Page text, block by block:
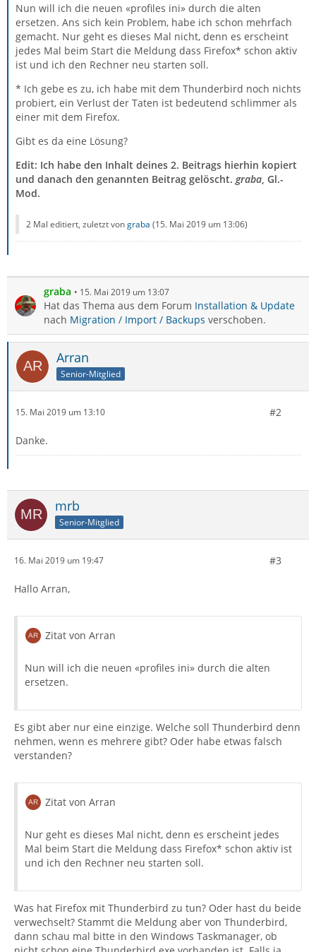
Nun will ich die neuen «profiles ini» durch die alten
ersetzen. Ans sich kein Problem, habe ich schon mehrfach
gemacht. Nur geht es dieses Mal nicht, denn es erscheint
jedes Mal beim Start die Meldung dass Firefox* schon aktiv
ist und ich den Rechner neu starten soll.
* Ich gebe es zu, ich habe mit dem Thunderbird noch nichts
probiert, ein Verlust der Taten ist bedeutend schlimmer als
einer mit dem Firefox.
Gibt es da eine Lösung?
Edit: Ich habe den Inhalt deines 2. Beitrags hierhin kopiert
und danach den genannten Beitrag gelöscht. graba , Gl.-
Mod.
2 Mal editiert, zuletzt vongraba (15. Mai 2019 um 13:06)
graba 15. Mai 2019 um 13:07
Hat das Thema aus dem Forum Installation & Update
nach Migration / Import / Backups verschoben.
Arran
Senior-Mitglied
15. Mai 2019 um 13:10 #2
Danke.
mrb
Senior-Mitglied
16. Mai 2019 um 19:47 #3
Hallo Arran,
Zitat von Arran
Nun will ich die neuen «profiles ini» durch die alten
ersetzen.
Es gibt aber nur eine einzige. Welche soll Thunderbird denn
nehmen, wenn es mehrere gibt? Oder habe etwas falsch
verstanden?
Zitat von Arran
Nur geht es dieses Mal nicht, denn es erscheint jedes
Mal beim Start die Meldung dass Firefox* schon aktiv ist
und ich den Rechner neu starten soll.
Was hat Firefox mit Thunderbird zu tun? Oder hast du beide
verwechselt? Stammt die Meldung aber von Thunderbird,
dann schau mal bitte in den Windows Taskmanager, ob